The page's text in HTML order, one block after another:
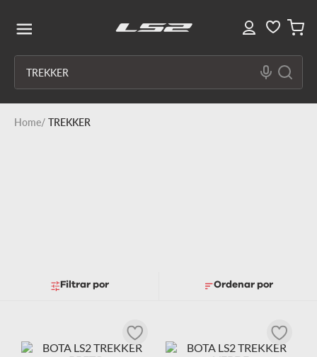
O que você procura?
TREKKER
Filtrar Ordenar por